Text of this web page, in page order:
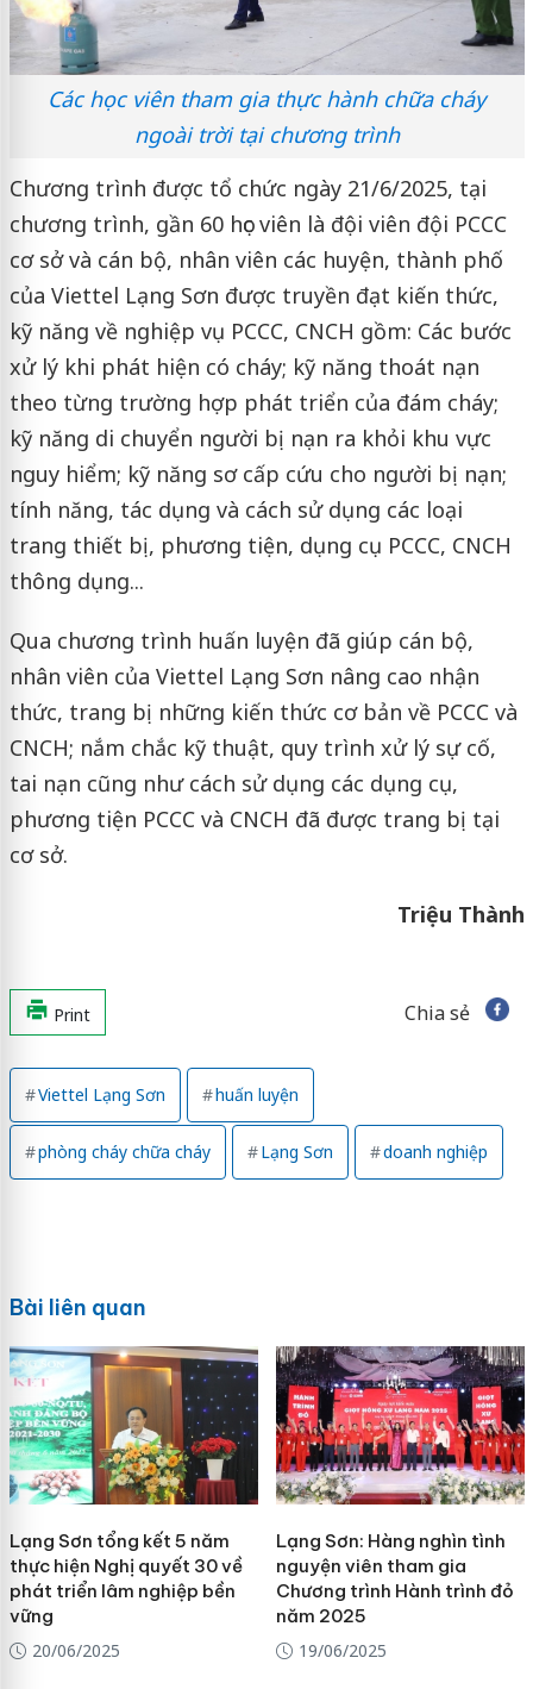
Các học viên tham gia thực hành chữa cháy
ngoài trời tại chương trình
Chương trình được tổ chức ngày 21/6/2025, tại
chương trình, gần 60 học viên là đội viên đội PCCC
cơ sở và cán bộ, nhân viên các huyện, thành phố
của Viettel Lạng Sơn được truyền đạt kiến thức,
kỹ năng về nghiệp vụ PCCC, CNCH gồm: Các bước
xử lý khi phát hiện có cháy; kỹ năng thoát nạn
theo từng trường hợp phát triển của đám cháy;
kỹ năng di chuyển người bị nạn ra khỏi khu vực
nguy hiểm; kỹ năng sơ cấp cứu cho người bị nạn;
tính năng, tác dụng và cách sử dụng các loại
trang thiết bị, phương tiện, dụng cụ PCCC, CNCH
thông dụng...
Qua chương trình huấn luyện đã giúp cán bộ,
nhân viên của Viettel Lạng Sơn nâng cao nhận
thức, trang bị những kiến thức cơ bản về PCCC và
CNCH; nắm chắc kỹ thuật, quy trình xử lý sự cố,
tai nạn cũng như cách sử dụng các dụng cụ,
phương tiện PCCC và CNCH đã được trang bị tại
cơ sở.
Triệu Thành
Print Chia sẻ
Viettel Lạng Sơn huấn luyện
phòng cháy chữa cháy Lạng Sơn doanh nghiệp
Bài liên quan
Lạng Sơn tổng kết 5 năm
thực hiện Nghị quyết 30 về
phát triển lâm nghiệp bền
vững
20/06/2025
Lạng Sơn: Hàng nghìn tình
nguyện viên tham gia
Chương trình Hành trình đỏ
năm 2025
19/06/2025